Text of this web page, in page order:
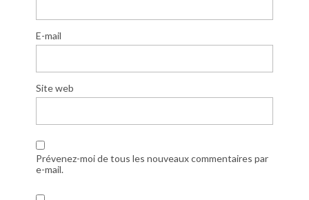
E-mail
Site web
Prévenez-moi de tous les nouveaux commentaires par
e-mail.